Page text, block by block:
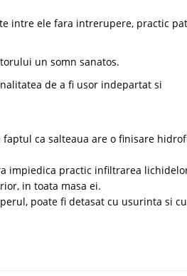
intre ele fara intrerupere, practic
un somn sanatos.
de a fi usor indepartat si
ca salteaua are o finisare
impiedica practic infiltrarea
in toata masa ei.
poate fi detasat cu usurinta si